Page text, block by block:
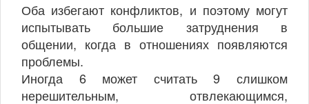
Оба избегают конфликтов, и поэтому могут
испытывать большие затруднения в
общении, когда в отношениях появляются
проблемы.
Иногда 6 может считать 9 слишком
нерешительным, отвлекающимся,